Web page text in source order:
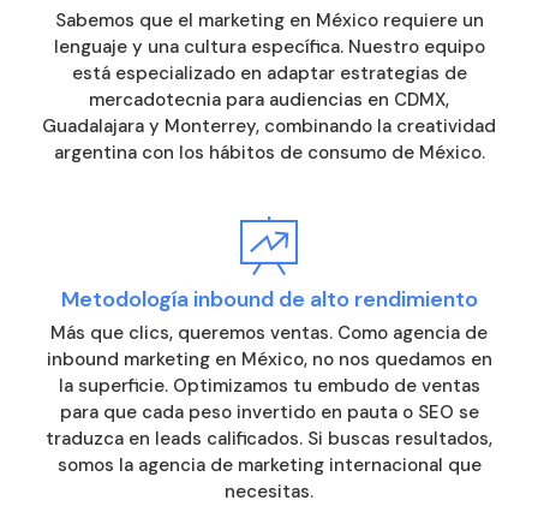
Sabemos que el marketing en México requiere un
lenguaje y una cultura específica. Nuestro equipo
está especializado en adaptar estrategias de
mercadotecnia para audiencias en CDMX,
Guadalajara y Monterrey, combinando la creatividad
argentina con los hábitos de consumo de México.
Metodología inbound de alto rendimiento
Más que clics, queremos ventas. Como agencia de
inbound marketing en México, no nos quedamos en
la superficie. Optimizamos tu embudo de ventas
para que cada peso invertido en pauta o SEO se
traduzca en leads calificados. Si buscas resultados,
somos la agencia de marketing internacional que
necesitas.